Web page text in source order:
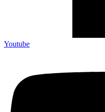
Youtube